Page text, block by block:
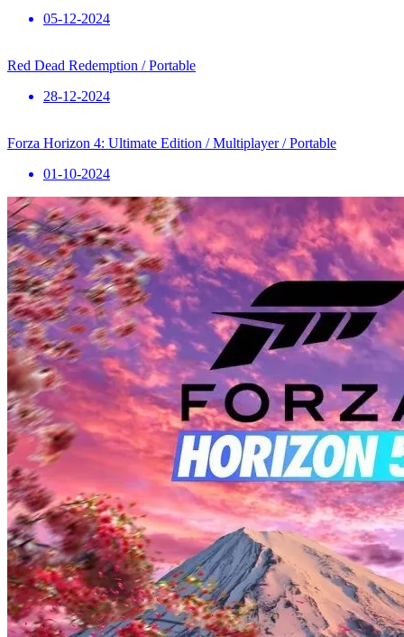
05-12-2024
Red Dead Redemption / Portable
28-12-2024
Forza Horizon 4: Ultimate Edition / Multiplayer / Portable
01-10-2024